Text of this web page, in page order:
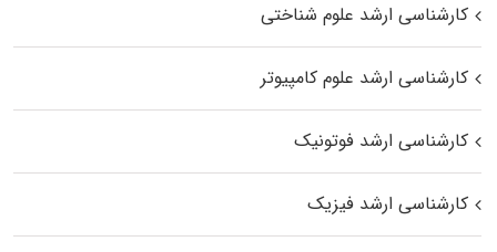
کارشناسی ارشد علوم شناختی
کارشناسی ارشد علوم کامپیوتر
کارشناسی ارشد فوتونیک
کارشناسی ارشد فیزیک